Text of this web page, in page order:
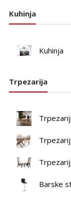
Kuhinja
Kuhinja
Trpezarija
Barske